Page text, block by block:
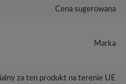
Cena sugerowana
Marka
za ten produkt na terenie UE